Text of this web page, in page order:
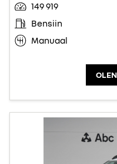
149 919
Bensiin
Manuaal